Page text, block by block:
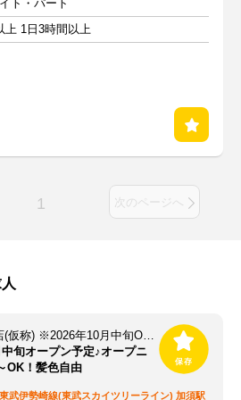
ト・パート
上 1日3時間以上
1 次のページへ
ロピア 加須ビバモール店(仮称) ※2026年10月中旬OPEN予定
中旬オープン予定♪オープニ
OK！髪色自由
東武伊勢崎線(東武スカイツリーライン) 加須駅